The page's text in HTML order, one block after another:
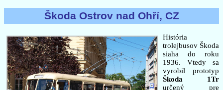
Škoda Ostrov nad Ohří, CZ
História
trolejbusov Škoda
siaha do roku
1936. Vtedy sa
vyrobil prototyp
Škoda 1Tr
určený pre